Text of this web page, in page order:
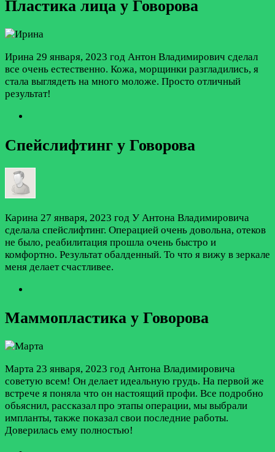
Пластика лица у Говорова
Ирина 29 января, 2023 год Антон Владимирович сделал
все очень естественно. Кожа, морщинки разгладились, я
стала выглядеть на много моложе. Просто отличный
результат!
Спейслифтинг у Говорова
Карина 27 января, 2023 год У Антона Владимировича
сделала спейслифтинг. Операцией очень довольна, отеков
не было, реабилитация прошла очень быстро и
комфортно. Результат обалденный. То что я вижу в зеркале
меня делает счастливее.
Маммопластика у Говорова
Марта 23 января, 2023 год Антона Владимировича
советую всем! Он делает идеальную грудь. На первой же
встрече я поняла что он настоящий профи. Все подробно
обьяснил, рассказал про этапы операции, мы выбрали
импланты, также показал свои последние работы.
Доверилась ему полностью!